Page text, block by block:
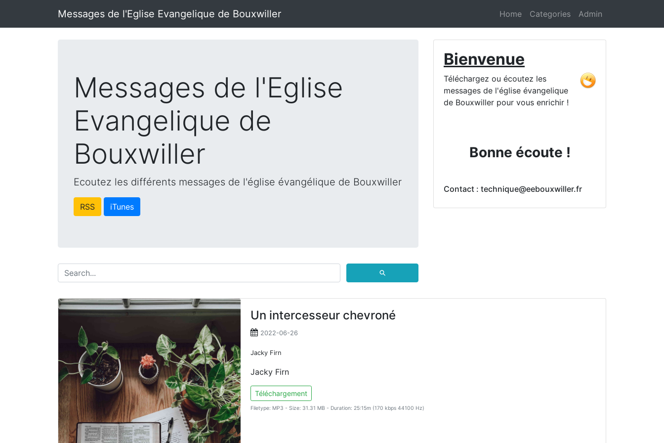
Messages de l'Eglise Evangelique de Bouxwiller Home Categories Admin
Messages de l'Eglise
Evangelique de
Bouxwiller
Ecoutez les différents messages de l'église évangélique de Bouxwiller
RSS iTunes
⚲
Bienvenue
Téléchargez ou écoutez les
messages de l'église évangelique
de Bouxwiller pour vous enrichir !
Bonne écoute !
Contact : technique@eebouxwiller.fr
Un intercesseur chevroné
2022-06-26
Jacky Firn
Jacky Firn
Téléchargement
Filetype: MP3 - Size: 31.31 MB - Duration: 25:15m (170 kbps 44100 Hz)